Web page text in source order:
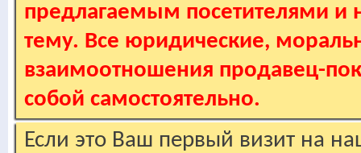
предлагаемым посетителями и
тему. Все юридические,
взаимоотношения продавец-
собой самостоятельно.
Если это Ваш первый визит на